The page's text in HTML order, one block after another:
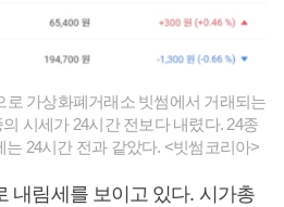
로 가상화폐거래소 빗썸에서 거래되는
시세가 24시간 전보다 내렸다. 24종
24시간 전과 같았다. <빗썸코리아>
내림세를 보이고 있다. 시가총